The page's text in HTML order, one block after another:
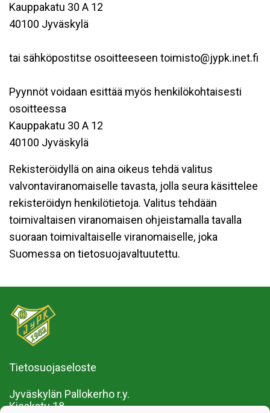
Kauppakatu 30 A 12
40100 Jyväskylä
tai sähköpostitse osoitteeseen toimisto@jypk.inet.fi
Pyynnöt voidaan esittää myös henkilökohtaisesti
osoitteessa
Kauppakatu 30 A 12
40100 Jyväskylä
Rekisteröidyllä on aina oikeus tehdä valitus
valvontaviranomaiselle tavasta, jolla seura käsittelee
rekisteröidyn henkilötietoja. Valitus tehdään
toimivaltaisen viranomaisen ohjeistamalla tavalla
suoraan toimivaltaiselle viranomaiselle, joka
Suomessa on tietosuojavaltuutettu.
Tietosuojaseloste
Jyväskylän Pallokerho r.y.
Kisakatu 18